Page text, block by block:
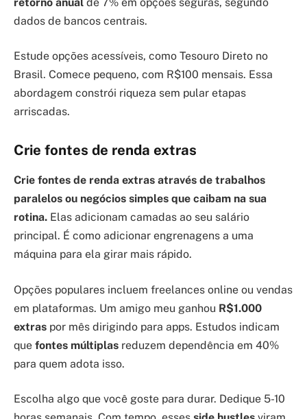
dados de bancos centrais.
Estude opções acessíveis, como Tesouro Direto no
Brasil. Comece pequeno, com R$100 mensais. Essa
abordagem constrói riqueza sem pular etapas
arriscadas.
Crie fontes de renda extras
Crie fontes de renda extras através de trabalhos
paralelos ou negócios simples que caibam na sua
rotina. Elas adicionam camadas ao seu salário
principal. É como adicionar engrenagens a uma
máquina para ela girar mais rápido.
Opções populares incluem freelances online ou vendas
em plataformas. Um amigo meu ganhou R$1.000
extras por mês dirigindo para apps. Estudos indicam
que fontes múltiplas reduzem dependência em 40%
para quem adota isso.
Escolha algo que você goste para durar. Dedique 5-10